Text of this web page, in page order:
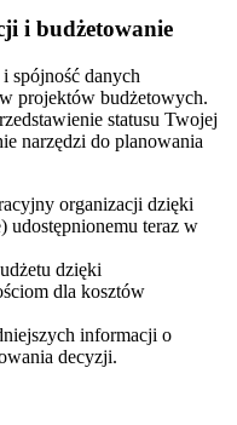
i budżetowanie
spójność danych
projektów budżetowych.
statusu Twojej
narzędzi do planowania
organizacji dzięki
udostępnionemu teraz w
dzięki
dla kosztów
informacji o
decyzji.